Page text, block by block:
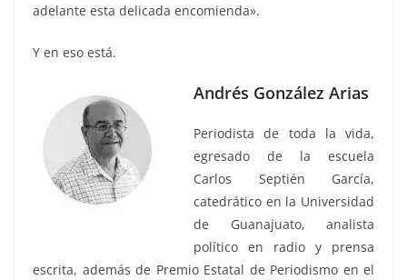
adelante esta delicada encomienda».
Y en eso está.
Andrés González Arias
Periodista de toda la vida,
egresado de la escuela
Carlos Septién García,
catedrático en la Universidad
de Guanajuato, analista
político en radio y prensa
escrita, además de Premio Estatal de Periodismo en el